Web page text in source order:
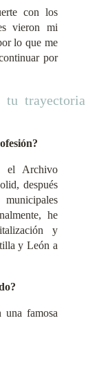
con los
vieron mi
lo que me
por
tu trayectoria
el Archivo
después
he
y
y León a
una famosa